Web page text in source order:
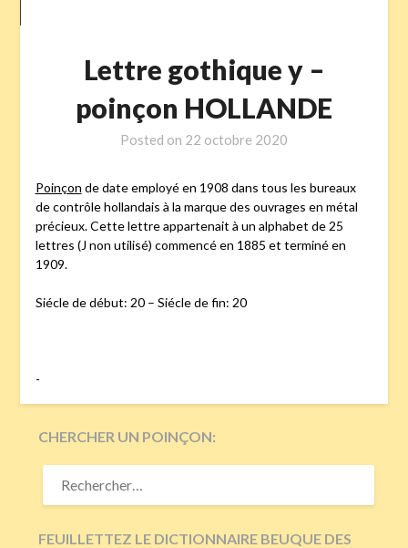
Lettre gothique y –
poinçon HOLLANDE
Posted on 22 octobre 2020
Poinçon de date employé en 1908 dans tous les bureaux
de contrôle hollandais à la marque des ouvrages en métal
précieux. Cette lettre appartenait à un alphabet de 25
lettres (J non utilisé) commencé en 1885 et terminé en
1909.
Siécle de début: 20 – Siécle de fin: 20
-
CHERCHER UN POINÇON:
RECHERCHER :
FEUILLETTEZ LE DICTIONNAIRE BEUQUE DES